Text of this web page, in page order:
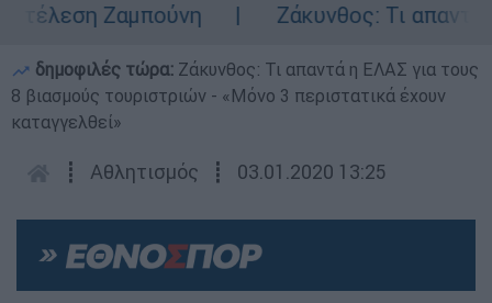
Ζαμπούνη
Ζάκυνθος: Τι απαντά
δημοφιλές τώρα: Ζάκυνθος: Τι απαντά η ΕΛΑΣ για τους
8 βιασμούς τουριστριών - «Μόνο 3 περιστατικά έχουν
καταγγελθεί»
┋ Αθλητισμός ┋ 03.01.2020 13:25